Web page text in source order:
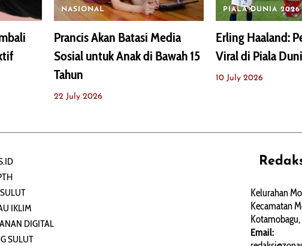
NASIONAL
Prancis Akan Batasi Media
Sosial untuk Anak di Bawah 15
Tahun
22 July 2026
PIALA DUNIA 2026
Erling Haaland:
Viral di Piala
10 July 2026
IKLIM
DIGITAL
SULUT
Kelurahan
Kecamatan
Email: